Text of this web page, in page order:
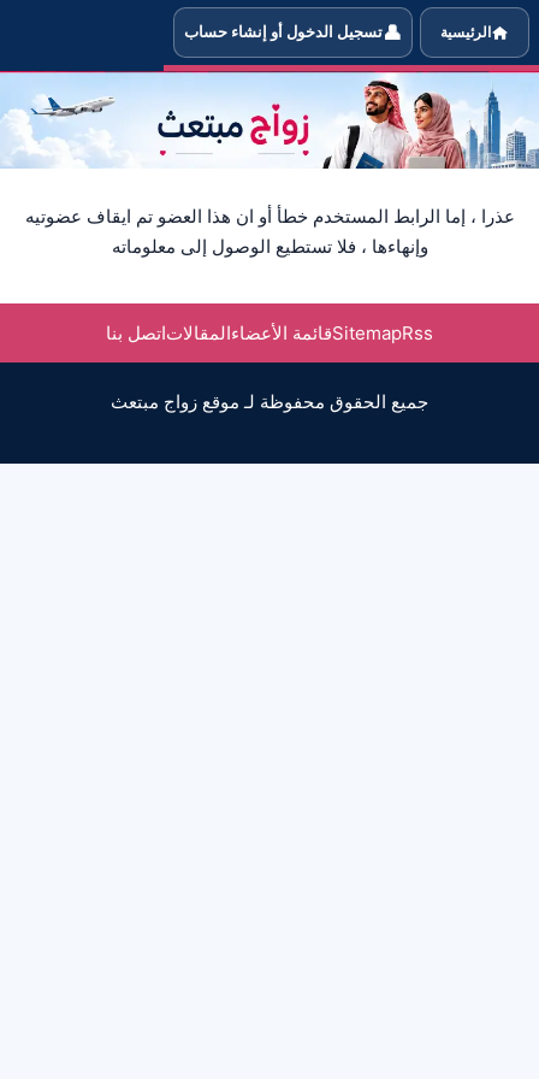
معلومات العضوة التي تبحث عن
الرئيسية 👤تسجيل الدخول أو إنشاء حساب
عذرا ، إما الرابط المستخدم خطأ أو ان هذا العضو تم ايقاف عضوتيه
وإنهاءها ، فلا تستطيع الوصول إلى معلوماته
Rss
Sitemapقائمة الأعضاءالمقالاتاتصل بنا
جميع الحقوق محفوظة لـ موقع زواج مبتعث